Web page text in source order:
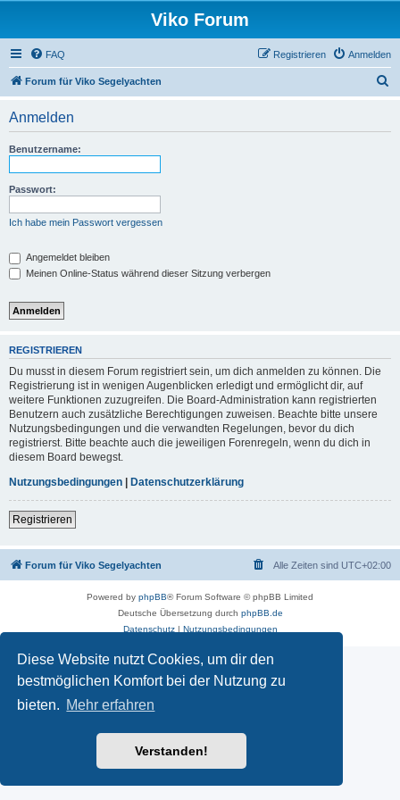
Diese Website nutzt Cookies, um dir den
bestmöglichen Komfort bei der Nutzung zu
bieten. Mehr erfahren
Verstanden!
Viko Forum
FAQ Anmelden
Registrieren
Forum für Viko Segelyachten
Anmelden
Benutzername:
Passwort:
Ich habe mein Passwort vergessen
Angemeldet bleiben
Meinen Online-Status während dieser Sitzung verbergen
REGISTRIEREN
Du musst in diesem Forum registriert sein, um dich anmelden zu können. Die
Registrierung ist in wenigen Augenblicken erledigt und ermöglicht dir, auf
weitere Funktionen zuzugreifen. Die Board-Administration kann registrierten
Benutzern auch zusätzliche Berechtigungen zuweisen. Beachte bitte unsere
Nutzungsbedingungen und die verwandten Regelungen, bevor du dich
registrierst. Bitte beachte auch die jeweiligen Forenregeln, wenn du dich in
diesem Board bewegst.
Nutzungsbedingungen | Datenschutzerklärung
Registrieren
Forum für Viko Segelyachten Alle Zeiten sind UTC+02:00
Powered by phpBB® Forum Software © phpBB Limited
Deutsche Übersetzung durch phpBB.de
Datenschutz| Nutzungsbedingungen